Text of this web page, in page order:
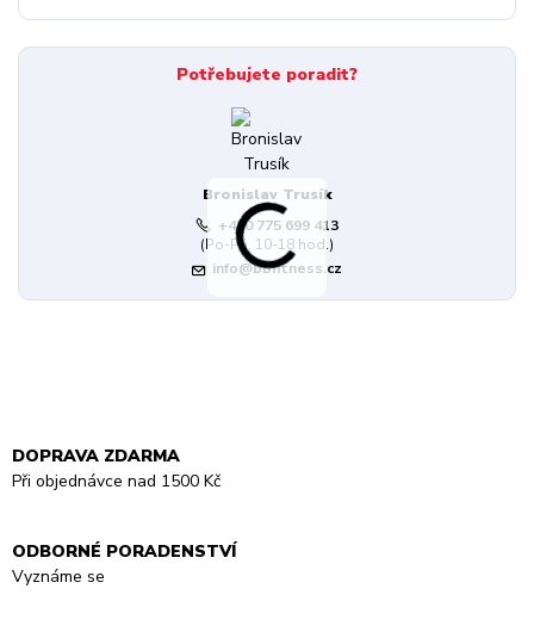
Potřebujete poradit?
Bronislav Trusík
+420 775 699 413
(Po-Pá, 10-18 hod.)
info@bbfitness.cz
DOPRAVA ZDARMA
Při objednávce nad 1500 Kč
ODBORNÉ PORADENSTVÍ
Vyznáme se